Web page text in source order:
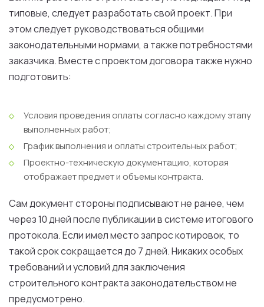
типовые, следует разработать свой проект. При
этом следует руководствоваться общими
законодательными нормами, а также потребностями
заказчика. Вместе с проектом договора также нужно
подготовить:
Условия проведения оплаты согласно каждому этапу
выполненных работ;
График выполнения и оплаты строительных работ;
Проектно-техническую документацию, которая
отображает предмет и объемы контракта.
Сам документ стороны подписывают не ранее, чем
через 10 дней после публикации в системе итогового
протокола. Если имел место запрос котировок, то
такой срок сокращается до 7 дней. Никаких особых
требований и условий для заключения
строительного контракта законодательством не
предусмотрено.